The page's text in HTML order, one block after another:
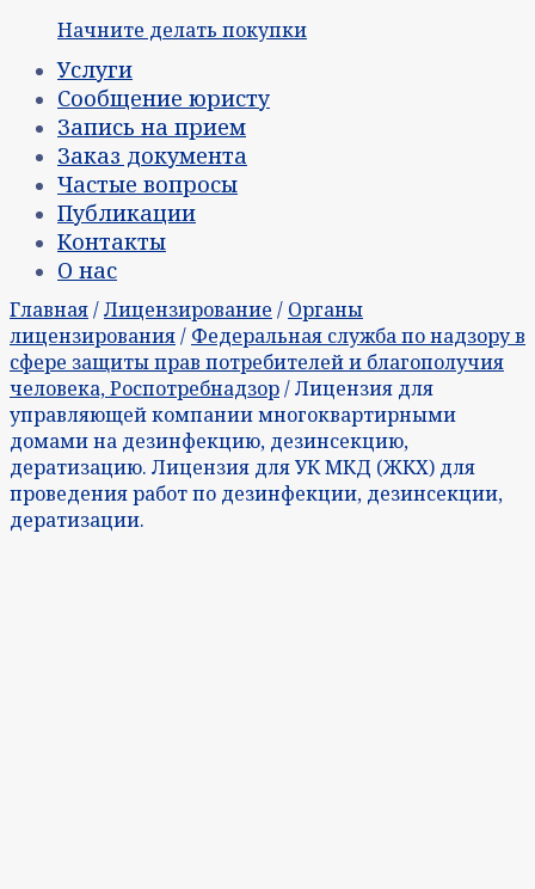
Начните делать покупки
Услуги
Сообщение юристу
Запись на прием
Заказ документа
Частые вопросы
Публикации
Контакты
О нас
Главная/Лицензирование / Органы
лицензирования/ Федеральная служба по надзору в
сфере защиты прав потребителей и благополучия
человека, Роспотребнадзор/ Лицензия для
управляющей компании многоквартирными
домами на дезинфекцию, дезинсекцию,
дератизацию. Лицензия для УК МКД (ЖКХ) для
проведения работ по дезинфекции, дезинсекции,
дератизации.